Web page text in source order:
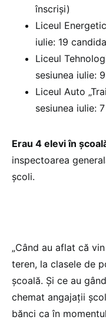
înscriși)
Liceul
iulie: 19
Liceul
sesiunea iulie:
Liceul Auto
sesiunea iulie:
Erau 4 elevi în
inspectoarea
școli.
„Când au aflat că
teren, la clasele de
școală. Și ce au
chemat angajații
bănci ca în